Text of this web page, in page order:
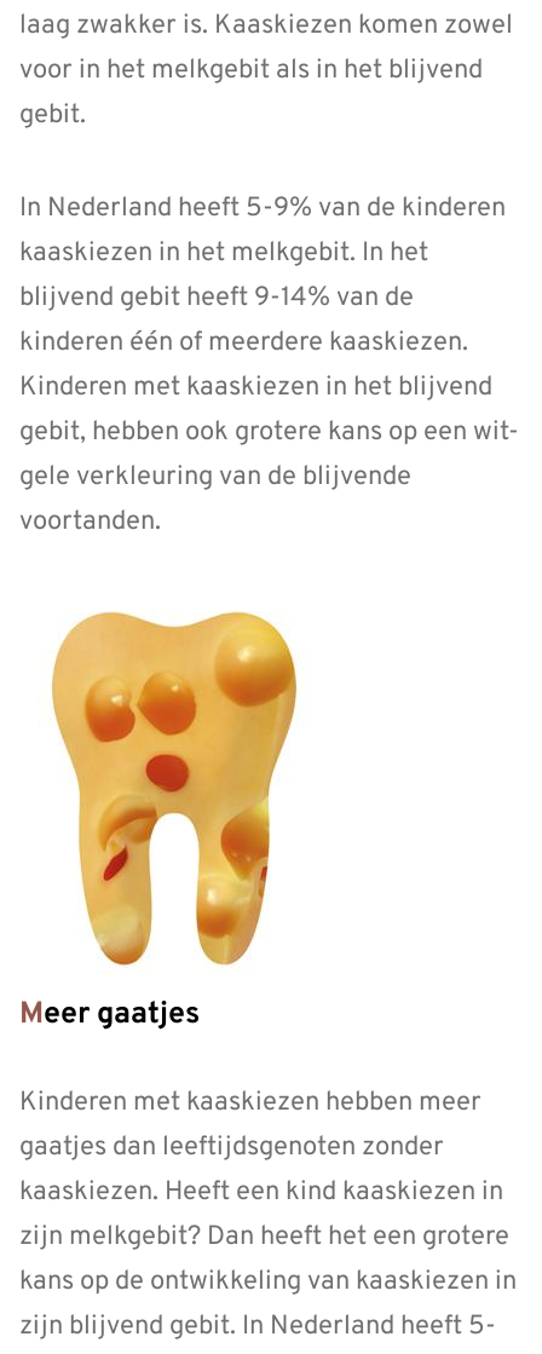
laag zwakker is. Kaaskiezen komen zowel
voor in het melkgebit als in het blijvend
gebit.
In Nederland heeft 5-9% van de kinderen
kaaskiezen in het melkgebit. In het
blijvend gebit heeft 9-14% van de
kinderen één of meerdere kaaskiezen.
Kinderen met kaaskiezen in het blijvend
gebit, hebben ook grotere kans op een wit-
gele verkleuring van de blijvende
voortanden.
Meer gaatjes
Kinderen met kaaskiezen hebben meer
gaatjes dan leeftijdsgenoten zonder
kaaskiezen. Heeft een kind kaaskiezen in
zijn melkgebit? Dan heeft het een grotere
kans op de ontwikkeling van kaaskiezen in
zijn blijvend gebit. In Nederland heeft 5-